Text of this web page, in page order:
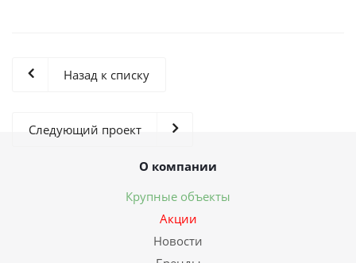
Назад к списку
Следующий проект
О компании
Крупные объекты
Акции
Новости